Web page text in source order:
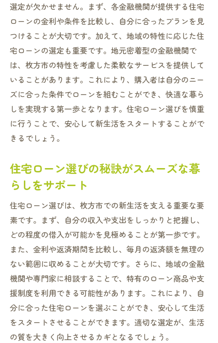
選定が欠かせません。まず、各金融機関が提供する住宅
ローンの金利や条件を比較し、自分に合ったプランを見
つけることが大切です。加えて、地域の特性に応じた住
宅ローンの選定も重要です。地元密着型の金融機関で
は、枚方市の特性を考慮した柔軟なサービスを提供して
いることがあります。これにより、購入者は自分のニー
ズに合った条件でローンを組むことができ、快適な暮ら
しを実現する第一歩となります。住宅ローン選びを慎重
に行うことで、安心して新生活をスタートすることがで
きるでしょう。
住宅ローン選びの秘訣がスムーズな暮
らしをサポート
住宅ローン選びは、枚方市での新生活を支える重要な要
素です。まず、自分の収入や支出をしっかりと把握し、
どの程度の借入が可能かを見極めることが第一歩です。
また、金利や返済期間を比較し、毎月の返済額を無理の
ない範囲に収めることが大切です。さらに、地域の金融
機関や専門家に相談することで、特有のローン商品や支
援制度を利用できる可能性があります。これにより、自
分に合った住宅ローンを選ぶことができ、安心して生活
をスタートさせることができます。適切な選定が、生活
の質を大きく向上させるカギとなるでしょう。